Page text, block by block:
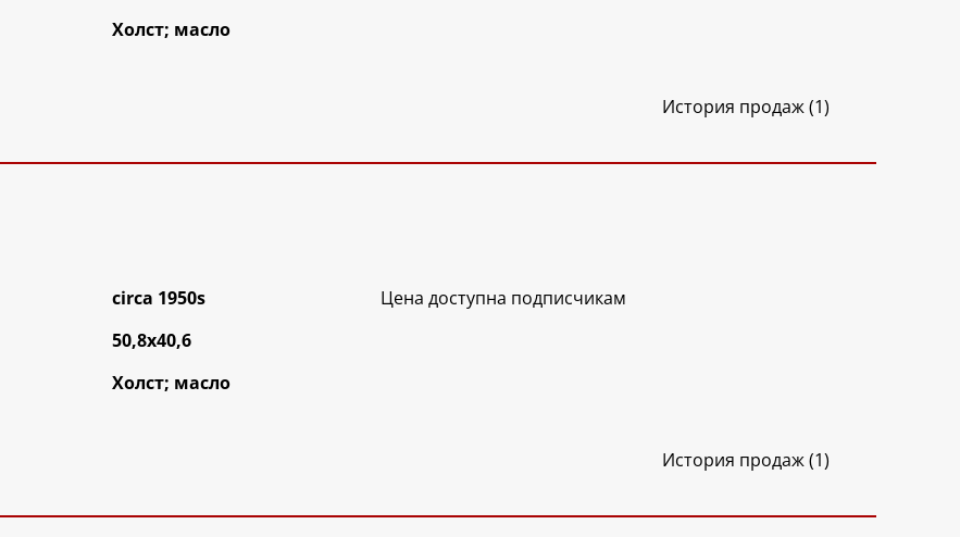
Холст; масло
История продаж (1)
circa 1950s
50,8х40,6
Холст; масло
Цена доступна подписчикам
История продаж (1)